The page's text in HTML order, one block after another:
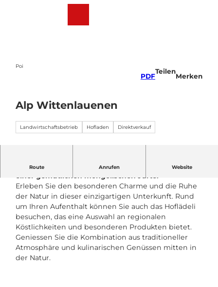
Poi
PDF
Teilen
Merken
Alp Wittenlauenen
Landwirtschaftsbetrieb Hofladen Direktverkauf
Route Anrufen Website
Auf der Alp erwarten Sie unvergessliche Nächte in
einer gemütlichen mongolischen Jurte.
Erleben Sie den besonderen Charme und die Ruhe
der Natur in dieser einzigartigen Unterkunft. Rund
um Ihren Aufenthalt können Sie auch das Hoflädeli
besuchen, das eine Auswahl an regionalen
Köstlichkeiten und besonderen Produkten bietet.
Geniessen Sie die Kombination aus traditioneller
Atmosphäre und kulinarischen Genüssen mitten in
der Natur.